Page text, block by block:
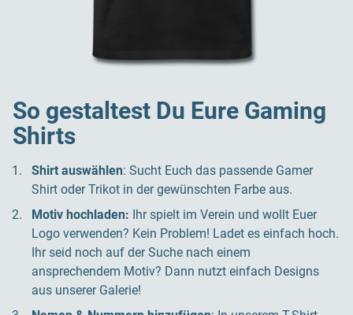
So gestaltest Du Eure Gaming
Shirts
Shirt auswählen: Sucht Euch das passende Gamer
Shirt oder Trikot in der gewünschten Farbe aus.
Motiv hochladen: Ihr spielt im Verein und wollt Euer
Logo verwenden? Kein Problem! Ladet es einfach hoch.
Ihr seid noch auf der Suche nach einem
ansprechendem Motiv? Dann nutzt einfach Designs
aus unserer Galerie!